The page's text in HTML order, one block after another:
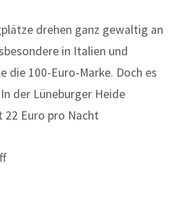
drehen ganz gewaltig an
in Italien und
die 100-Euro-Marke. Doch es
der Lüneburger Heide
22 Euro pro Nacht